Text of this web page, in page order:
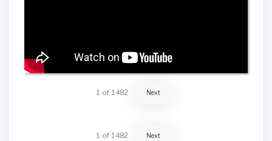
1 of 1482 Next
1 of 1482 Next